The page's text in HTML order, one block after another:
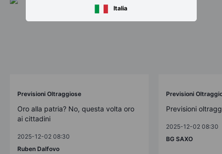
Italia
Previsioni Oltraggiose
Oro alla patria? No, questa volta oro
ai cittadini
2025-12-02 08:30
Ruben Dalfovo
Previsioni
Previsioni
2025-12-02 08:30
BG SAXO